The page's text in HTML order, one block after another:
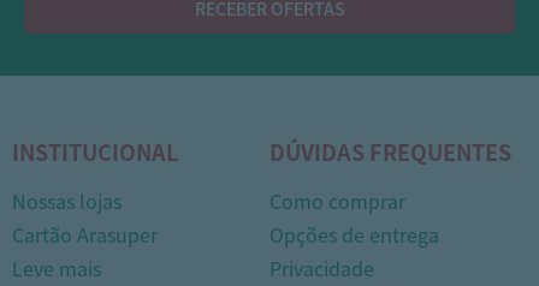
RECEBER OFERTAS
INSTITUCIONAL
Nossas lojas
Cartão Arasuper
Leve mais
DÚVIDAS FREQUENTES
Como comprar
Opções de entrega
Privacidade